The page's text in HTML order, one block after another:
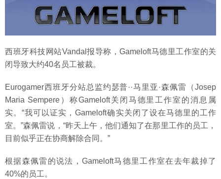
西班牙科技网站Vandal报导称，Gameloft马德里工作室的关
闭导致大约40名员工被裁。
Eurogamer西班牙分站总监约瑟普··马里亚·森佩雷（Josep
Maria Sempere）称Gameloft关闭马德里工作室的消息属
实。“我可以证实，Gameloft确实关闭了设在马德里的工作
室。”森佩雷说，“昨天上午，他们通知了在那里工作的员工，
目前似乎正在协商解除合同。”
根据森佩雷的说法，Gameloft马德里工作室在去年裁掉了
40%的员工。